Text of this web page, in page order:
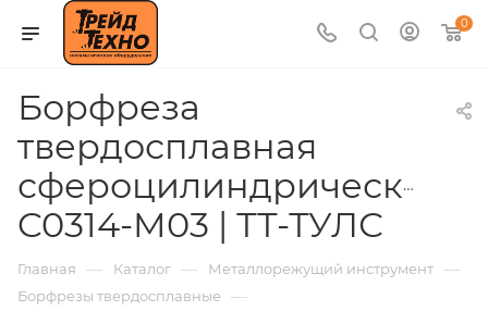
0
Борфреза
твердосплавная
сфероцилиндрическая
C0314-M03 | ТТ-ТУЛС
Главная — Каталог — Металлорежущий инструмент —
Борфрезы твердосплавные —